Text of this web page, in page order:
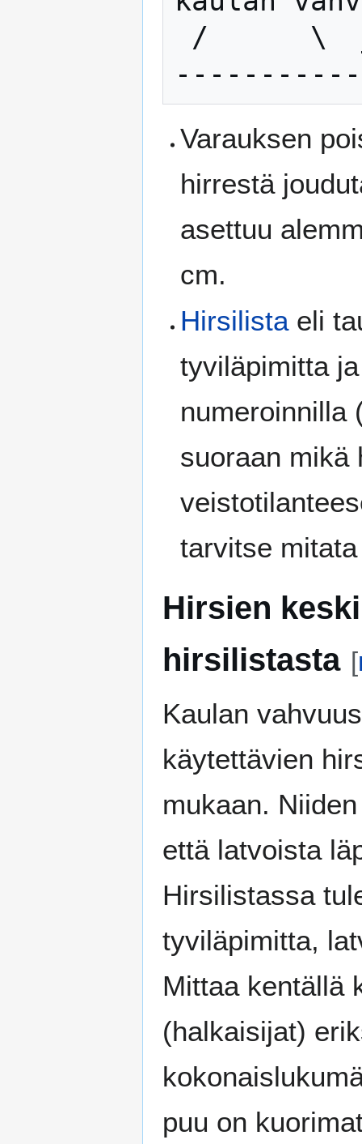
Varauksen
hirrestä
asettuu
cm.
Hirsilistaeli
tyviläpimitta
numeroinnilla
suoraan mikä
tarvitse
Hirsien
hirsilistasta [
Kaulan
käytettävien
mukaan.
että latvoista
Hirsilistassa
tyviläpimitta,
Mittaa kentällä
(halkaisijat)
puu on